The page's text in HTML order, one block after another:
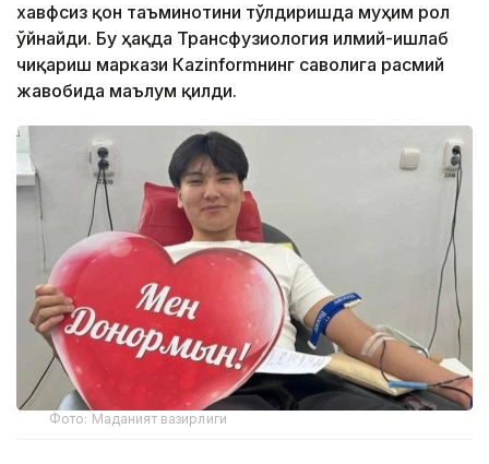
хавфсиз қон таъминотини тўлдиришда муҳим рол
ўйнайди. Бу ҳақда Трансфузиология илмий-ишлаб
чиқариш маркази Кazinformнинг саволига расмий
жавобида маълум қилди.
Фото: Маданият вазирлиги